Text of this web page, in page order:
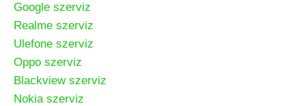
Google szerviz
Realme szerviz
Ulefone szerviz
Oppo szerviz
Blackview szerviz
Nokia szerviz